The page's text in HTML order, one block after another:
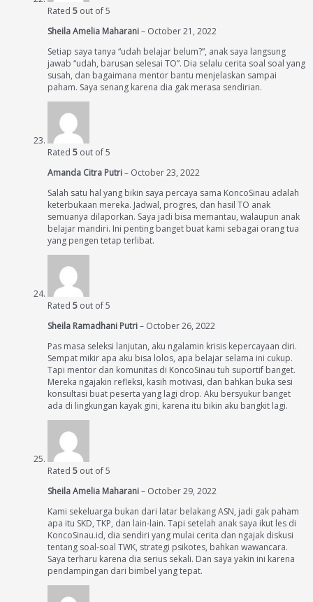
Rated 5 out of 5
Sheila Amelia Maharani– October 21, 2022
Setiap saya tanya “udah belajar belum?”, anak saya langsung
jawab “udah, barusan selesai TO”. Dia selalu cerita soal soal yang
susah, dan bagaimana mentor bantu menjelaskan sampai
paham. Saya senang karena dia gak merasa sendirian.
Rated 5 out of 5
Amanda Citra Putri– October 23, 2022
Salah satu hal yang bikin saya percaya sama KoncoSinau adalah
keterbukaan mereka. Jadwal, progres, dan hasil TO anak
semuanya dilaporkan. Saya jadi bisa memantau, walaupun anak
belajar mandiri. Ini penting banget buat kami sebagai orang tua
yang pengen tetap terlibat.
Rated 5 out of 5
Sheila Ramadhani Putri– October 26, 2022
Pas masa seleksi lanjutan, aku ngalamin krisis kepercayaan diri.
Sempat mikir apa aku bisa lolos, apa belajar selama ini cukup.
Tapi mentor dan komunitas di KoncoSinau tuh suportif banget.
Mereka ngajakin refleksi, kasih motivasi, dan bahkan buka sesi
konsultasi buat peserta yang lagi drop. Aku bersyukur banget
ada di lingkungan kayak gini, karena itu bikin aku bangkit lagi.
Rated 5 out of 5
Sheila Amelia Maharani– October 29, 2022
Kami sekeluarga bukan dari latar belakang ASN, jadi gak paham
apa itu SKD, TKP, dan lain-lain. Tapi setelah anak saya ikut les di
KoncoSinau.id, dia sendiri yang mulai cerita dan ngajak diskusi
tentang soal-soal TWK, strategi psikotes, bahkan wawancara.
Saya terharu karena dia serius sekali. Dan saya yakin ini karena
pendampingan dari bimbel yang tepat.